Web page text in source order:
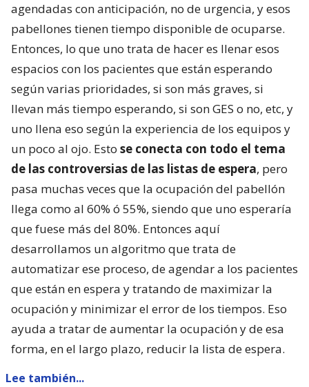
agendadas con anticipación, no de urgencia, y esos
pabellones tienen tiempo disponible de ocuparse.
Entonces, lo que uno trata de hacer es llenar esos
espacios con los pacientes que están esperando
según varias prioridades, si son más graves, si
llevan más tiempo esperando, si son GES o no, etc, y
uno llena eso según la experiencia de los equipos y
un poco al ojo. Esto se conecta con todo el tema
de las controversias de las listas de espera, pero
pasa muchas veces que la ocupación del pabellón
llega como al 60% ó 55%, siendo que uno esperaría
que fuese más del 80%. Entonces aquí
desarrollamos un algoritmo que trata de
automatizar ese proceso, de agendar a los pacientes
que están en espera y tratando de maximizar la
ocupación y minimizar el error de los tiempos. Eso
ayuda a tratar de aumentar la ocupación y de esa
forma, en el largo plazo, reducir la lista de espera.
Lee también...